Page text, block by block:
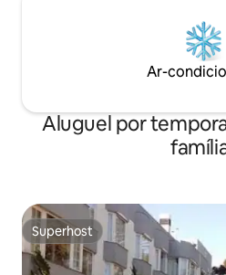
Ar-
Aluguel por
Superhost
Superhost